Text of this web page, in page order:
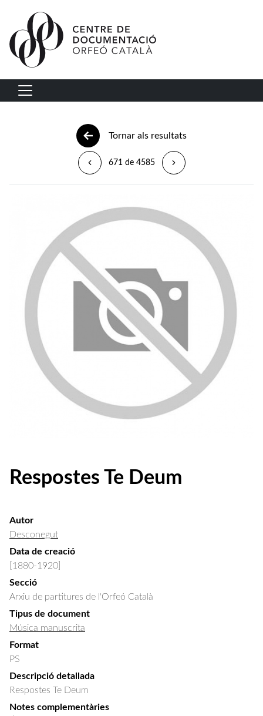
Vés al contingut
Navegació principal
Tornar als resultats
671 de 4585
Respostes Te Deum
Autor
Desconegut
Data de creació
[1880-1920]
Secció
Arxiu de partitures de l'Orfeó Català
Tipus de document
Música manuscrita
Format
PS
Descripció detallada
Respostes Te Deum
Notes complementàries